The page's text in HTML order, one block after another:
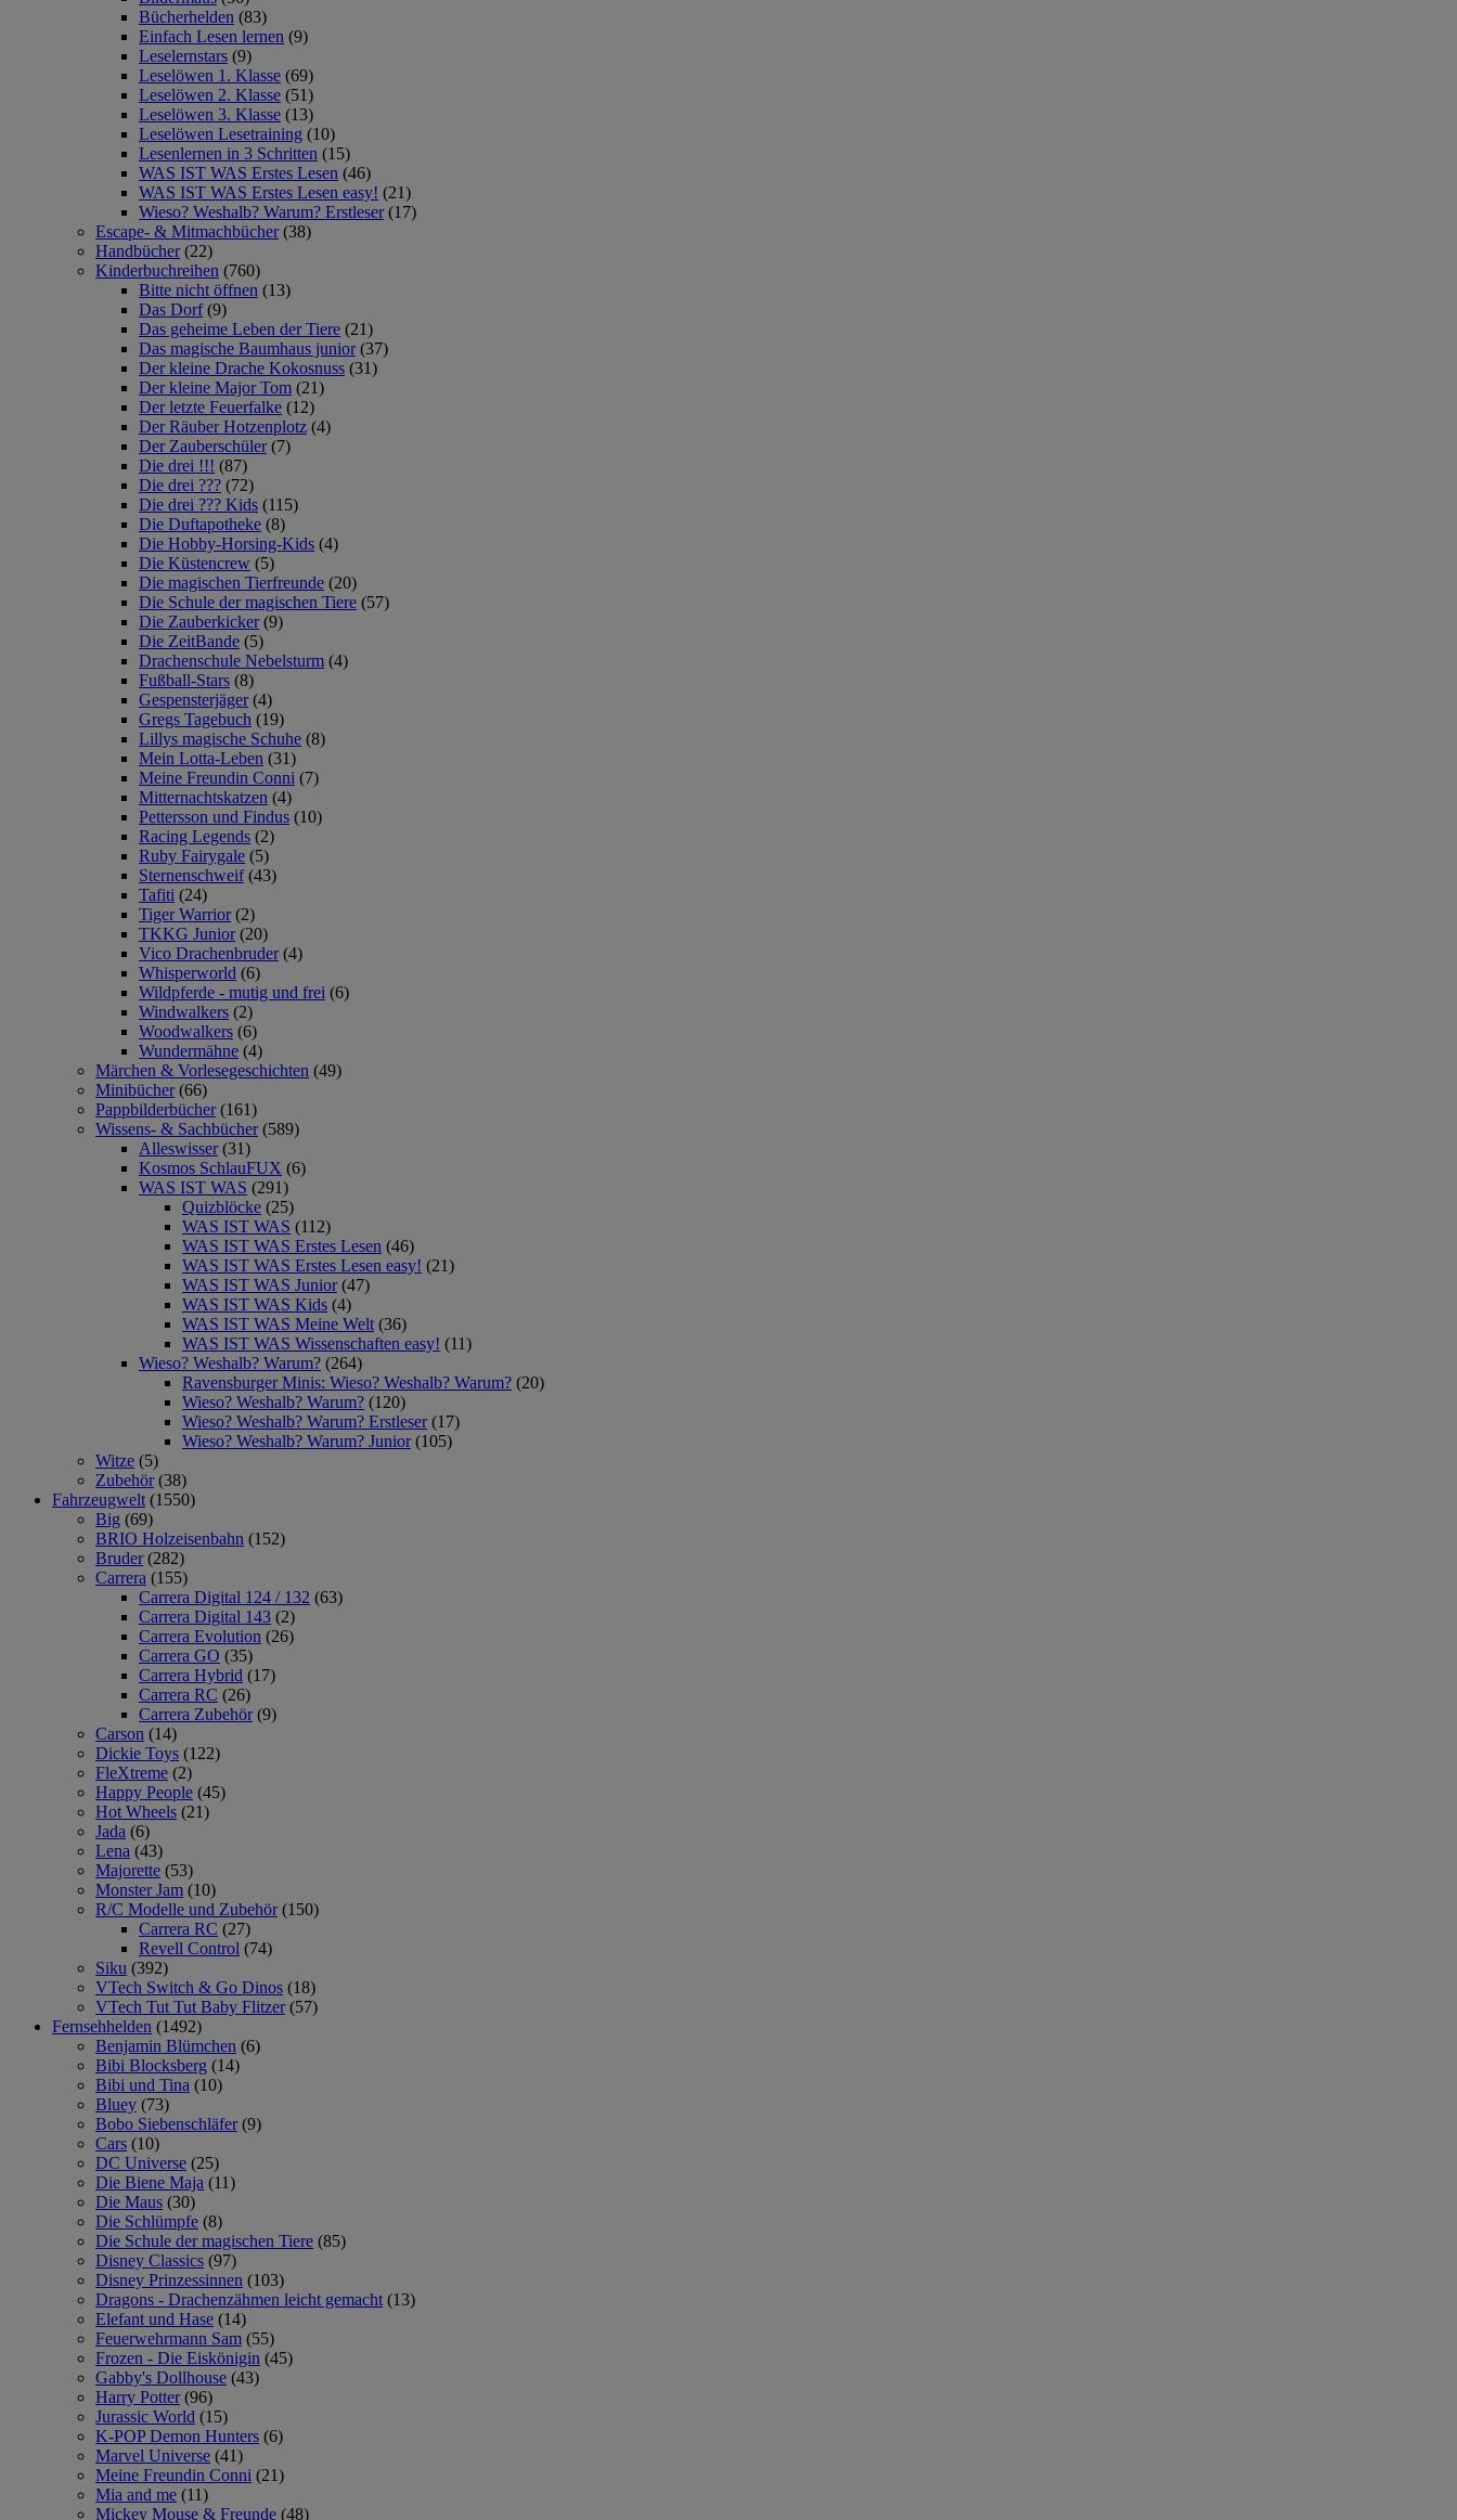
Bücherhelden (83)
Einfach Lesen lernen (9)
Leselernstars (9)
Leselöwen 1. Klasse (69)
Leselöwen 2. Klasse (51)
Leselöwen 3. Klasse (13)
Leselöwen Lesetraining (10)
Lesenlernen in 3 Schritten (15)
WAS IST WAS Erstes Lesen (46)
WAS IST WAS Erstes Lesen easy! (21)
Wieso? Weshalb? Warum? Erstleser (17)
Escape- & Mitmachbücher (38)
Handbücher (22)
Kinderbuchreihen (760)
Bitte nicht öffnen (13)
Das Dorf (9)
Das geheime Leben der Tiere (21)
Das magische Baumhaus junior (37)
Der kleine Drache Kokosnuss (31)
Der kleine Major Tom (21)
Der letzte Feuerfalke (12)
Der Räuber Hotzenplotz (4)
Der Zauberschüler (7)
Die drei !!! (87)
Die drei ??? (72)
Die drei ??? Kids (115)
Die Duftapotheke (8)
Die Hobby-Horsing-Kids (4)
Die Küstencrew (5)
Die magischen Tierfreunde (20)
Die Schule der magischen Tiere (57)
Die Zauberkicker (9)
Die ZeitBande (5)
Drachenschule Nebelsturm (4)
Fußball-Stars (8)
Gespensterjäger (4)
Gregs Tagebuch (19)
Lillys magische Schuhe (8)
Mein Lotta-Leben (31)
Meine Freundin Conni (7)
Mitternachtskatzen (4)
Pettersson und Findus (10)
Racing Legends (2)
Ruby Fairygale (5)
Sternenschweif (43)
Tafiti (24)
Tiger Warrior (2)
TKKG Junior (20)
Vico Drachenbruder (4)
Whisperworld (6)
Wildpferde - mutig und frei (6)
Windwalkers (2)
Woodwalkers (6)
Wundermähne (4)
Märchen & Vorlesegeschichten (49)
Minibücher (66)
Pappbilderbücher (161)
Wissens- & Sachbücher (589)
Alleswisser (31)
Kosmos SchlauFUX (6)
WAS IST WAS (291)
Quizblöcke (25)
WAS IST WAS (112)
WAS IST WAS Erstes Lesen (46)
WAS IST WAS Erstes Lesen easy! (21)
WAS IST WAS Junior (47)
WAS IST WAS Kids (4)
WAS IST WAS Meine Welt (36)
WAS IST WAS Wissenschaften easy! (11)
Wieso? Weshalb? Warum? (264)
Ravensburger Minis: Wieso? Weshalb? Warum? (20)
Wieso? Weshalb? Warum? (120)
Wieso? Weshalb? Warum? Erstleser (17)
Wieso? Weshalb? Warum? Junior (105)
Witze (5)
Zubehör (38)
Fahrzeugwelt (1550)
Big (69)
BRIO Holzeisenbahn (152)
Bruder (282)
Carrera (155)
Carrera Digital 124 / 132 (63)
Carrera Digital 143 (2)
Carrera Evolution (26)
Carrera GO (35)
Carrera Hybrid (17)
Carrera RC (26)
Carrera Zubehör (9)
Carson (14)
Dickie Toys (122)
FleXtreme (2)
Happy People (45)
Hot Wheels (21)
Jada (6)
Lena (43)
Majorette (53)
Monster Jam (10)
R/C Modelle und Zubehör (150)
Carrera RC (27)
Revell Control (74)
Siku (392)
VTech Switch & Go Dinos (18)
VTech Tut Tut Baby Flitzer (57)
Fernsehhelden (1492)
Benjamin Blümchen (6)
Bibi Blocksberg (14)
Bibi und Tina (10)
Bluey (73)
Bobo Siebenschläfer (9)
Cars (10)
DC Universe (25)
Die Biene Maja (11)
Die Maus (30)
Die Schlümpfe (8)
Die Schule der magischen Tiere (85)
Disney Classics (97)
Disney Prinzessinnen (103)
Dragons - Drachenzähmen leicht gemacht (13)
Elefant und Hase (14)
Feuerwehrmann Sam (55)
Frozen - Die Eiskönigin (45)
Gabby's Dollhouse (43)
Harry Potter (96)
Jurassic World (15)
K-POP Demon Hunters (6)
Marvel Universe (41)
Meine Freundin Conni (21)
Mia and me (11)
Mickey Mouse & Freunde (48)